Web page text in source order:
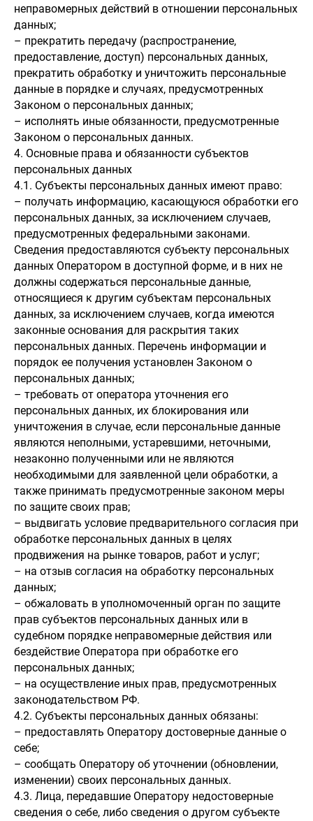
неправомерных действий в отношении персональных
данных;
– прекратить передачу (распространение,
предоставление, доступ) персональных данных,
прекратить обработку и уничтожить персональные
данные в порядке и случаях, предусмотренных
Законом о персональных данных;
– исполнять иные обязанности, предусмотренные
Законом о персональных данных.
4. Основные права и обязанности субъектов
персональных данных
4.1. Субъекты персональных данных имеют право:
– получать информацию, касающуюся обработки его
персональных данных, за исключением случаев,
предусмотренных федеральными законами.
Сведения предоставляются субъекту персональных
данных Оператором в доступной форме, и в них не
должны содержаться персональные данные,
относящиеся к другим субъектам персональных
данных, за исключением случаев, когда имеются
законные основания для раскрытия таких
персональных данных. Перечень информации и
порядок ее получения установлен Законом о
персональных данных;
– требовать от оператора уточнения его
персональных данных, их блокирования или
уничтожения в случае, если персональные данные
являются неполными, устаревшими, неточными,
незаконно полученными или не являются
необходимыми для заявленной цели обработки, а
также принимать предусмотренные законом меры
по защите своих прав;
– выдвигать условие предварительного согласия при
обработке персональных данных в целях
продвижения на рынке товаров, работ и услуг;
– на отзыв согласия на обработку персональных
данных;
– обжаловать в уполномоченный орган по защите
прав субъектов персональных данных или в
судебном порядке неправомерные действия или
бездействие Оператора при обработке его
персональных данных;
– на осуществление иных прав, предусмотренных
законодательством РФ.
4.2. Субъекты персональных данных обязаны:
– предоставлять Оператору достоверные данные о
себе;
– сообщать Оператору об уточнении (обновлении,
изменении) своих персональных данных.
4.3. Лица, передавшие Оператору недостоверные
сведения о себе, либо сведения о другом субъекте